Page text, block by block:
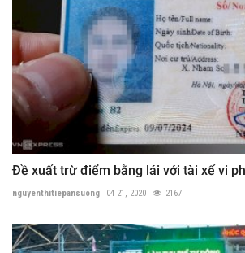
Đề xuất trừ điểm bằng lái với tài xế vi
nguyenthitiepansuong 04 21, 2020 2167